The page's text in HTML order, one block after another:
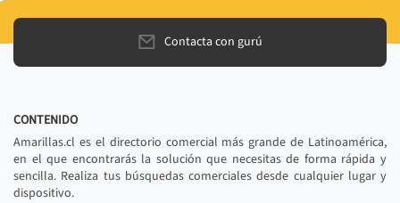
Contacta con gurú
CONTENIDO
Amarillas.cl es el directorio comercial más grande de Latinoamérica,
en el que encontrarás la solución que necesitas de forma rápida y
sencilla. Realiza tus búsquedas comerciales desde cualquier lugar y
dispositivo.